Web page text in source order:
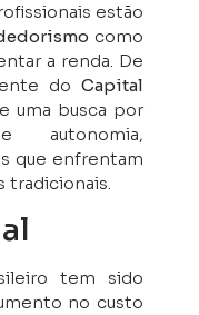
estão
como
a renda. De
do Capital
uma busca por
autonomia,
que enfrentam
tradicionais.
tem sido
no custo